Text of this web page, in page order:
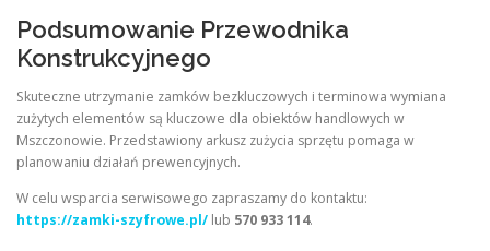
Podsumowanie Przewodnika
Konstrukcyjnego
Skuteczne utrzymanie zamków bezkluczowych i terminowa wymiana
zużytych elementów są kluczowe dla obiektów handlowych w
Mszczonowie. Przedstawiony arkusz zużycia sprzętu pomaga w
planowaniu działań prewencyjnych.
W celu wsparcia serwisowego zapraszamy do kontaktu:
https://zamki-szyfrowe.pl/ lub 570 933 114.